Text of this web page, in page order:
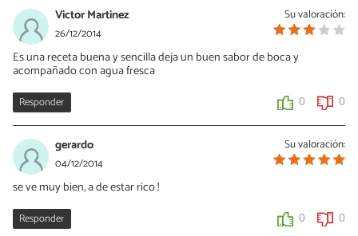
Su valoración:
Victor Martinez
26/12/2014
Es una receta buena y sencilla deja un buen sabor de boca y
acompañado con agua fresca
Responder 0 0
Su valoración:
gerardo
04/12/2014
se ve muy bien, a de estar rico !
Responder 0 0